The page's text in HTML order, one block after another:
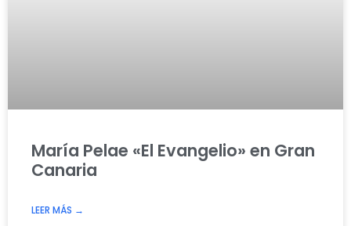
María Pelae «El Evangelio» en Gran
Canaria
LEER MÁS →